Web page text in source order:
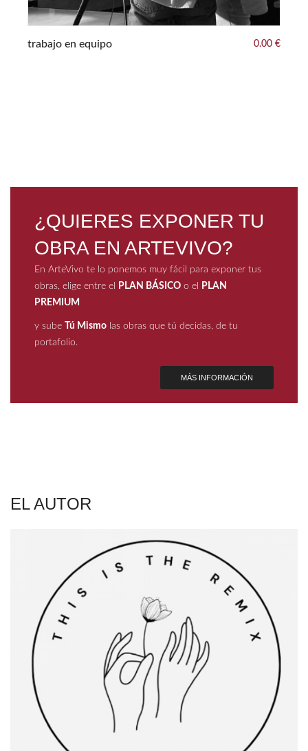
trabajo en equipo 0.00 €
¿QUIERES EXPONER TU
OBRA EN ARTEVIVO?
En ArteVivo te lo ponemos muy fácil para exponer tus
obras, elige entre el
PLAN BÁSICO o el
PLAN
PREMIUM
y sube Tú Mismo las obras que tú decidas, de tu
portafolio.
MÁS INFORMACIÓN
EL AUTOR